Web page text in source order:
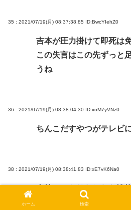
35 : 2021/07/19(月) 08:37:38.85 ID:BwcYIehZ0
吉本が圧力掛けて即死は
この失言はこの先ずっと
うね
36 : 2021/07/19(月) 08:38:04.30 ID:xoM7yVNz0
ちんこだすやつがテレビ
38 : 2021/07/19(月) 08:38:41.83 ID:xE7vK6Na0
金持ちになりだしたら性
ホーム 検索